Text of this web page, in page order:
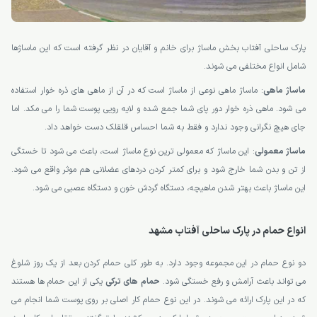
پارک ساحلی آفتاب بخش ماساژ برای خانم و آقایان در نظر گرفته است که این ماساژها
شامل انواع مختلفی می شوند.
ماساژ ماهی: ماساژ ماهی نوعی از ماساژ است که در آن از ماهی های ذره خوار استفاده
می شود. ماهی ذره خوار دور پای شما جمع شده و لایه رویی پوست شما را می مکد. اما
جای هیچ نگرانی وجود ندارد و فقط به شما احساس قلقلک دست خواهد داد.
ماساژ معمولی: این ماساژ که معمولی ترین نوع ماساژ است، باعث می شود تا خستگی
از تن و بدن شما خارج شود و برای کمتر کردن دردهای عضلانی هم موثر واقع می شود.
این ماساژ باعث بهتر شدن ماهیچه، دستگاه گردش خون و دستگاه عصبی می شود.
انواع حمام در پارک ساحلی آفتاب مشهد
دو نوع حمام در این مجموعه وجود دارد. به طور کلی حمام کردن بعد از یک روز شلوغ
می تواند باعث آرامش و رفع خستگی شود. حمام های ترکییکی از این حمام ها هستند
که در این پارک ارائه می شوند. در این نوع حمام کار اصلی بر روی پوست شما انجام می